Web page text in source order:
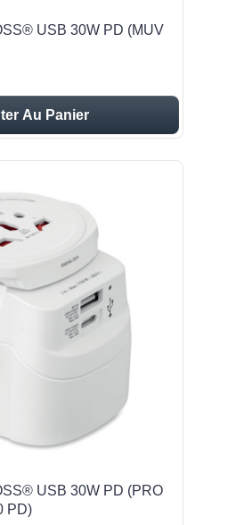
USB 30W PD (MUV
Au Panier
USB 30W PD (PRO
PD)